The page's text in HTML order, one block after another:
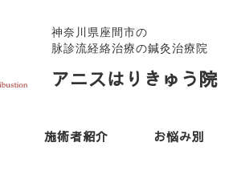
神奈川県座間市の
脉診流経絡治療の鍼灸治療院
アニスはりきゅう院
施術者紹介 お悩み別